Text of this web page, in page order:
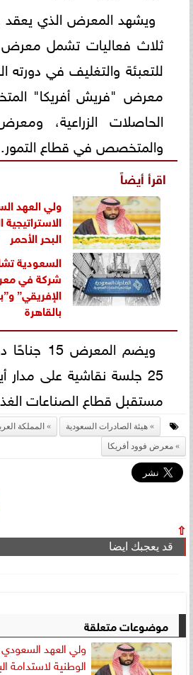
ثلاث فعاليات تشمل
للتعبئة والتغليف في دورته
معرض "فريش أفريكا"
الحاصلات الزراعية،
والمتخصص في قطاع التمور.
اقرأ أيضاً
ولي العهد
البحر الأحمر
شركة في
بالقاهرة
ويضم
25 جلسة نقاشية على
مستقبل قطاع الصناعات
هيئة الصادرات السعودية
المملكة
معرض فوود أفريكا
⇧
قد يعجبك ايضا
موضوعات متعلقة
ولي العهد السعودي
الوطنية لاستدامة